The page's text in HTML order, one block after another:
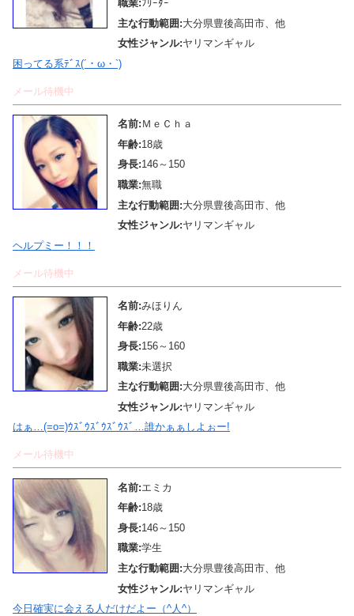
職業:ﾌﾘｰﾀｰ
主な行動範囲:大分県豊後高田市、他
女性ジャンル:ヤリマンギャル
困ってる系ﾃﾞｽ(´・ω・`)
メール待機中
名前: ＭｅＣｈａ
年齢:18歳
身長:146～150
職業:無職
主な行動範囲:大分県豊後高田市、他
女性ジャンル:ヤリマンギャル
ヘルプミー！！！
メール待機中
名前:みほりん
年齢:22歳
身長:156～160
職業:未選択
主な行動範囲:大分県豊後高田市、他
女性ジャンル:ヤリマンギャル
はぁ…(=o=)ｳｽﾞｳｽﾞｳｽﾞｳｽﾞ…誰かぁぁしよぉー!
メール待機中
名前:エミカ
年齢:18歳
身長:146～150
職業:学生
主な行動範囲:大分県豊後高田市、他
女性ジャンル:ヤリマンギャル
今日確実に会える人だけだよー（^人^）